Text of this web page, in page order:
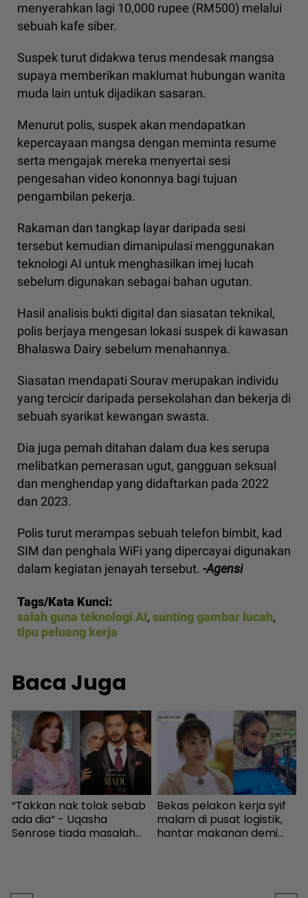
menyerahkan lagi 10,000 rupee (RM500) melalui
sebuah kafe siber.
Suspek turut didakwa terus mendesak mangsa
supaya memberikan maklumat hubungan wanita
muda lain untuk dijadikan sasaran.
Menurut polis, suspek akan mendapatkan
kepercayaan mangsa dengan meminta resume
serta mengajak mereka menyertai sesi
pengesahan video kononnya bagi tujuan
pengambilan pekerja.
Rakaman dan tangkap layar daripada sesi
tersebut kemudian dimanipulasi menggunakan
teknologi AI untuk menghasilkan imej lucah
sebelum digunakan sebagai bahan ugutan.
Hasil analisis bukti digital dan siasatan teknikal,
polis berjaya mengesan lokasi suspek di kawasan
Bhalaswa Dairy sebelum menahannya.
Siasatan mendapati Sourav merupakan individu
yang tercicir daripada persekolahan dan bekerja di
sebuah syarikat kewangan swasta.
Dia juga pernah ditahan dalam dua kes serupa
melibatkan pemerasan ugut, gangguan seksual
dan menghendap yang didaftarkan pada 2022
dan 2023.
Polis turut merampas sebuah telefon bimbit, kad
SIM dan penghala WiFi yang dipercayai digunakan
dalam kegiatan jenayah tersebut. -Agensi
Tags/Kata Kunci:
salah guna teknologi AI, sunting gambar lucah,
tipu peluang kerja
Baca Juga
“Takkan nak tolak sebab
ada dia“ - Uqasha
Senrose tiada masalah
Bekas pelakon kerja syif
malam di pusat logistik,
hantar makanan demi